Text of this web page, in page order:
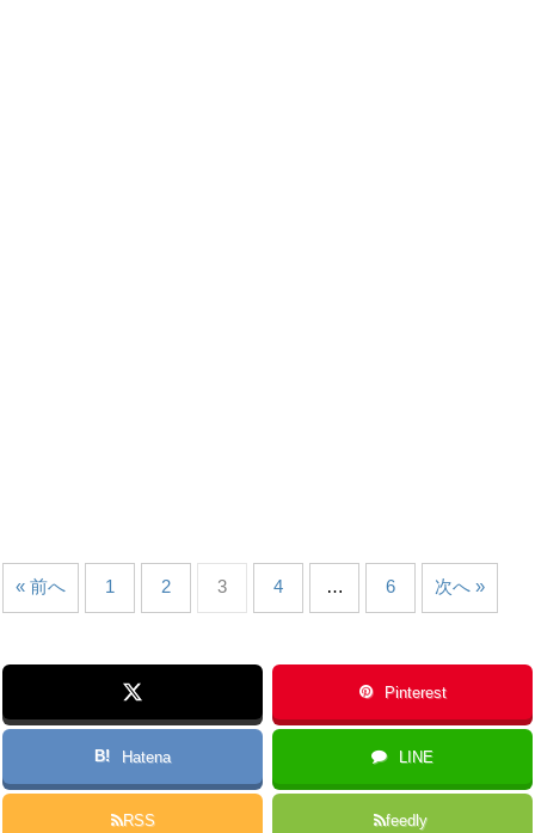
« 前へ 1 2 3 4 … 6 次へ »
Pinterest
B! Hatena LINE
RSS feedly